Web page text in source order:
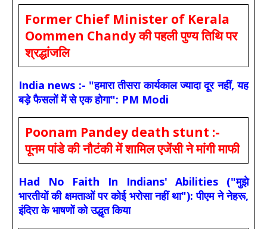
Former Chief Minister of Kerala
Oommen Chandy की पहली पुण्य तिथि पर
श्रद्धांजलि
India news :- "हमारा तीसरा कार्यकाल ज्यादा दूर नहीं, यह
बड़े फैसलों में से एक होगा": PM Modi
Poonam Pandey death stunt :-
पूनम पांडे की नौटंकी में शामिल एजेंसी ने मांगी माफी
Had No Faith In Indians' Abilities ("मुझे
भारतीयों की क्षमताओं पर कोई भरोसा नहीं था"): पीएम ने नेहरू,
इंदिरा के भाषणों को उद्धृत किया